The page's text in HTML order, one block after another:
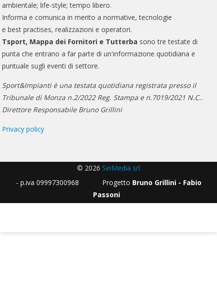
ambientale; life-style; tempo libero.
Informa e comunica in merito a normative, tecnologie
e best practises, realizzazioni e operatori.
Tsport, Mappa dei Fornitori e Tutterba sono tre testate di
punta che entrano a far parte di un'informazione quotidiana e
puntuale sugli eventi di settore.
Sport&Impianti è una testata quotidiana registrata presso il
Tribunale di Monza n.2/2022 Reg. Stampa e n.7019/2021 N.C..
Direttore Responsabile Bruno Grillini
Privacy policy
© 2026 SeiMedia srl
- p.iva 09997300968 Progetto Bruno Grillini - Fabio
Passoni